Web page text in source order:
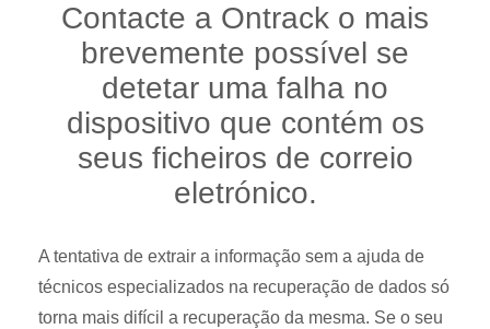
Contacte a Ontrack o mais
brevemente possível se
detetar uma falha no
dispositivo que contém os
seus ficheiros de correio
eletrónico.
A tentativa de extrair a informação sem a ajuda de
técnicos especializados na recuperação de dados só
torna mais difícil a recuperação da mesma. Se o seu